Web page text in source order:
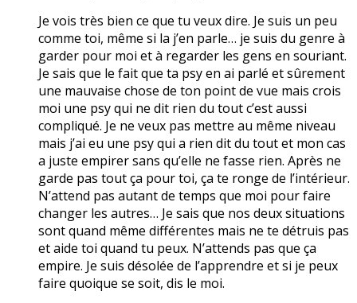
Je vois très bien ce que tu veux dire. Je suis un peu
comme toi, même si la j’en parle… je suis du genre à
garder pour moi et à regarder les gens en souriant.
Je sais que le fait que ta psy en ai parlé et sûrement
une mauvaise chose de ton point de vue mais crois
moi une psy qui ne dit rien du tout c’est aussi
compliqué. Je ne veux pas mettre au même niveau
mais j’ai eu une psy qui a rien dit du tout et mon cas
a juste empirer sans qu’elle ne fasse rien. Après ne
garde pas tout ça pour toi, ça te ronge de l’intérieur.
N’attend pas autant de temps que moi pour faire
changer les autres… Je sais que nos deux situations
sont quand même différentes mais ne te détruis pas
et aide toi quand tu peux. N’attends pas que ça
empire. Je suis désolée de l’apprendre et si je peux
faire quoique se soit, dis le moi.